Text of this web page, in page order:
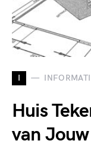
I
Huis
van